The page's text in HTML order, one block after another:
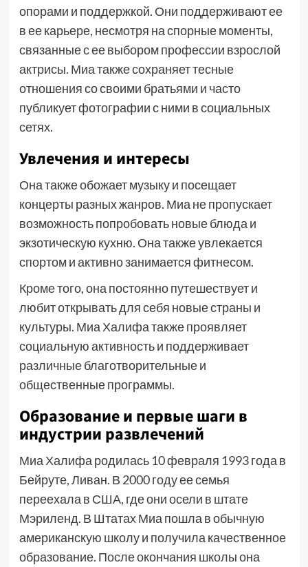
опорами и поддержкой. Они поддерживают ее
в ее карьере, несмотря на спорные моменты,
связанные с ее выбором профессии взрослой
актрисы. Миа также сохраняет тесные
отношения со своими братьями и часто
публикует фотографии с ними в социальных
сетях.
Увлечения и интересы
Она также обожает музыку и посещает
концерты разных жанров. Миа не пропускает
возможность попробовать новые блюда и
экзотическую кухню. Она также увлекается
спортом и активно занимается фитнесом.
Кроме того, она постоянно путешествует и
любит открывать для себя новые страны и
культуры. Миа Халифа также проявляет
социальную активность и поддерживает
различные благотворительные и
общественные программы.
Образование и первые шаги в
индустрии развлечений
Миа Халифа родилась 10 февраля 1993 года в
Бейруте, Ливан. В 2000 году ее семья
переехала в США, где они осели в штате
Мэриленд. В Штатах Миа пошла в обычную
американскую школу и получила качественное
образование. После окончания школы она